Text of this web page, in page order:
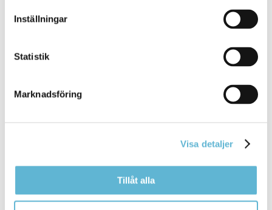
Inställningar
Statistik
Marknadsföring
Visa detaljer
Tillåt alla
KONTAKT
Besöksadress
Box 18, 295 21 Bromölla
Fax: 0456-82 22 00